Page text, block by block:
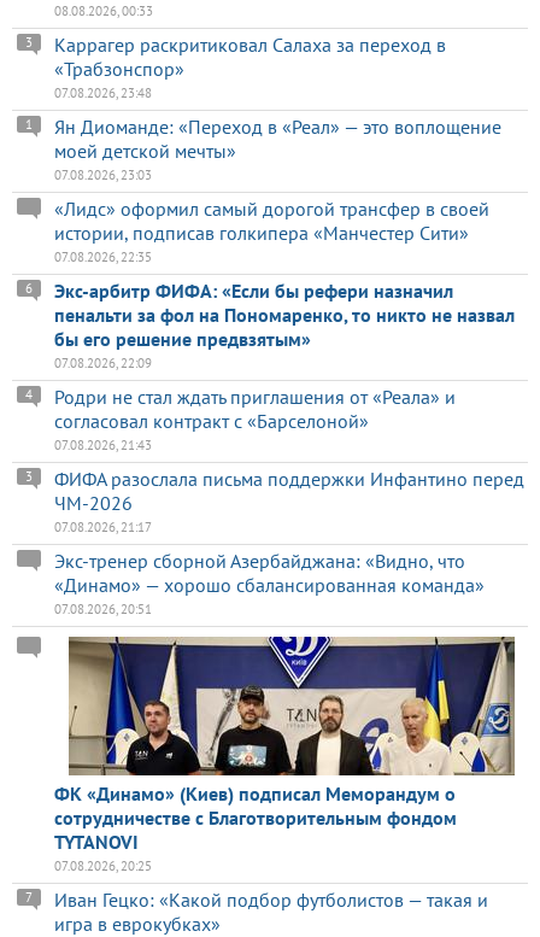
08.08.2026, 00:33
Каррагер раскритиковал Салаха за переход в
«Трабзонспор»
3
07.08.2026, 23:48
Ян Диоманде: «Переход в «Реал» — это воплощение
моей детской мечты»
1
07.08.2026, 23:03
«Лидс» оформил самый дорогой трансфер в своей
истории, подписав голкипера «Манчестер Сити»
07.08.2026, 22:35
Экс-арбитр ФИФА: «Если бы рефери назначил
пенальти за фол на Пономаренко, то никто не назвал
бы его решение предвзятым»
6
07.08.2026, 22:09
Родри не стал ждать приглашения от «Реала» и
согласовал контракт с «Барселоной»
4
07.08.2026, 21:43
ФИФА разослала письма поддержки Инфантино перед
ЧМ-2026
3
07.08.2026, 21:17
Экс-тренер сборной Азербайджана: «Видно, что
«Динамо» — хорошо сбалансированная команда»
07.08.2026, 20:51
ФК «Динамо» (Киев) подписал Меморандум о
сотрудничестве с Благотворительным фондом
TYTANOVI
07.08.2026, 20:25
Иван Гецко: «Какой подбор футболистов — такая и
игра в еврокубках»
7